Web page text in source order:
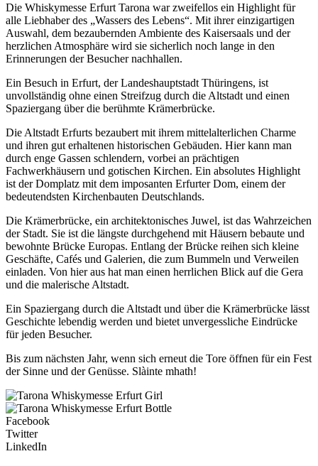
Die Whiskymesse Erfurt Tarona war zweifellos ein Highlight für
alle Liebhaber des „Wassers des Lebens“. Mit ihrer einzigartigen
Auswahl, dem bezaubernden Ambiente des Kaisersaals und der
herzlichen Atmosphäre wird sie sicherlich noch lange in den
Erinnerungen der Besucher nachhallen.
Ein Besuch in Erfurt, der Landeshauptstadt Thüringens, ist
unvollständig ohne einen Streifzug durch die Altstadt und einen
Spaziergang über die berühmte Krämerbrücke.
Die Altstadt Erfurts bezaubert mit ihrem mittelalterlichen Charme
und ihren gut erhaltenen historischen Gebäuden. Hier kann man
durch enge Gassen schlendern, vorbei an prächtigen
Fachwerkhäusern und gotischen Kirchen. Ein absolutes Highlight
ist der Domplatz mit dem imposanten Erfurter Dom, einem der
bedeutendsten Kirchenbauten Deutschlands.
Die Krämerbrücke, ein architektonisches Juwel, ist das Wahrzeichen
der Stadt. Sie ist die längste durchgehend mit Häusern bebaute und
bewohnte Brücke Europas. Entlang der Brücke reihen sich kleine
Geschäfte, Cafés und Galerien, die zum Bummeln und Verweilen
einladen. Von hier aus hat man einen herrlichen Blick auf die Gera
und die malerische Altstadt.
Ein Spaziergang durch die Altstadt und über die Krämerbrücke lässt
Geschichte lebendig werden und bietet unvergessliche Eindrücke
für jeden Besucher.
Bis zum nächsten Jahr, wenn sich erneut die Tore öffnen für ein Fest
der Sinne und der Genüsse. Slàinte mhath!
Facebook
Twitter
LinkedIn